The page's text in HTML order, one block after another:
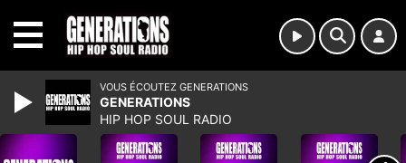
VOUS ÉCOUTEZ GENERATIONS
GENERATIONS
HIP HOP SOUL RADIO